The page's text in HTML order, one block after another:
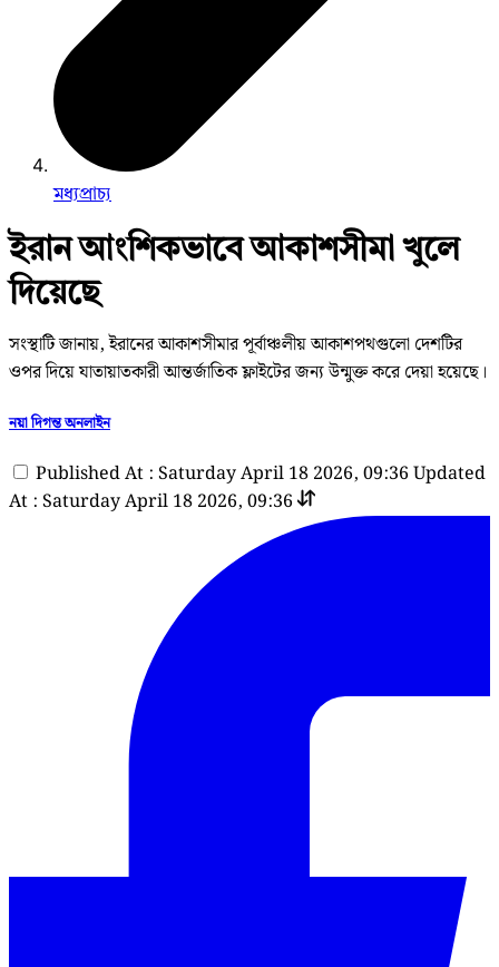
মধ্যপ্রাচ্য
ইরান আংশিকভাবে আকাশসীমা খুলে
দিয়েছে
সংস্থাটি জানায়, ইরানের আকাশসীমার পূর্বাঞ্চলীয় আকাশপথগুলো দেশটির
ওপর দিয়ে যাতায়াতকারী আন্তর্জাতিক ফ্লাইটের জন্য উন্মুক্ত করে দেয়া হয়েছে।
নয়া দিগন্ত অনলাইন
Published At : Saturday April 18 2026, 09:36 Updated
At : Saturday April 18 2026, 09:36